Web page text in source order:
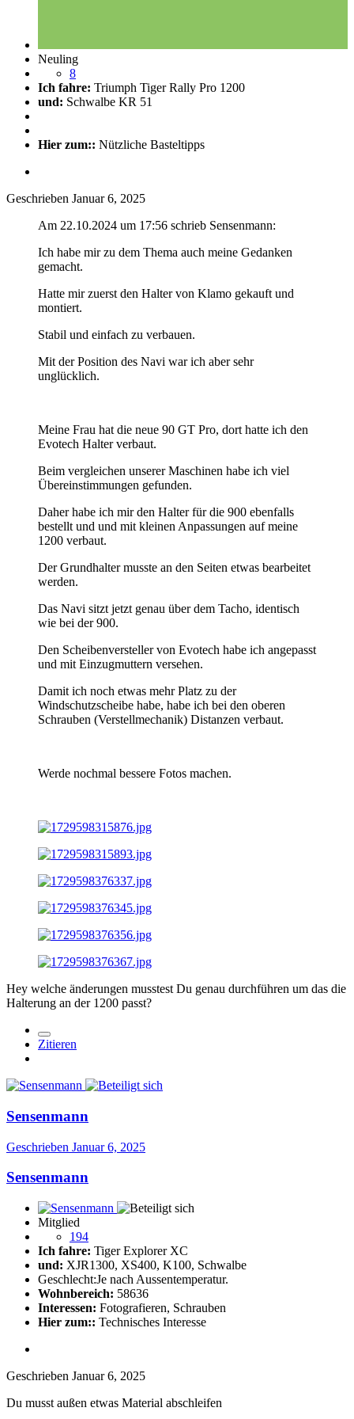
Neuling
8
Ich fahre: Triumph Tiger Rally Pro 1200
und: Schwalbe KR 51
Hier zum:: Nützliche Basteltipps
Geschrieben Januar 6, 2025
Am 22.10.2024 um 17:56 schrieb Sensenmann:
Ich habe mir zu dem Thema auch meine Gedanken
gemacht.
Hatte mir zuerst den Halter von Klamo gekauft und
montiert.
Stabil und einfach zu verbauen.
Mit der Position des Navi war ich aber sehr
unglücklich.
Meine Frau hat die neue 90 GT Pro, dort hatte ich den
Evotech Halter verbaut.
Beim vergleichen unserer Maschinen habe ich viel
Übereinstimmungen gefunden.
Daher habe ich mir den Halter für die 900 ebenfalls
bestellt und und mit kleinen Anpassungen auf meine
1200 verbaut.
Der Grundhalter musste an den Seiten etwas bearbeitet
werden.
Das Navi sitzt jetzt genau über dem Tacho, identisch
wie bei der 900.
Den Scheibenversteller von Evotech habe ich angepasst
und mit Einzugmuttern versehen.
Damit ich noch etwas mehr Platz zu der
Windschutzscheibe habe, habe ich bei den oberen
Schrauben (Verstellmechanik) Distanzen verbaut.
Werde nochmal bessere Fotos machen.
Hey welche änderungen musstest Du genau durchführen um das die
Halterung an der 1200 passt?
Zitieren
Sensenmann
Geschrieben Januar 6, 2025
Sensenmann
Mitglied
194
Ich fahre: Tiger Explorer XC
und: XJR1300, XS400, K100, Schwalbe
Geschlecht:Je nach Aussentemperatur.
Wohnbereich: 58636
Interessen: Fotografieren, Schrauben
Hier zum:: Technisches Interesse
Geschrieben Januar 6, 2025
Du musst außen etwas Material abschleifen